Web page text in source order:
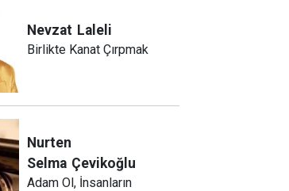
Nevzat Laleli
Birlikte Kanat Çırpmak
Nurten
Selma Çevikoğlu
Adam Ol, İnsanların